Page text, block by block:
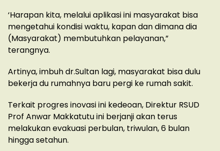
‘Harapan kita, melalui aplikasi ini masyarakat bisa
mengetahui kondisi waktu, kapan dan dimana dia
(Masyarakat) membutuhkan pelayanan,”
terangnya.
Artinya, imbuh dr.Sultan lagi, masyarakat bisa dulu
bekerja du rumahnya baru pergi ke rumah sakit.
Terkait progres inovasi ini kedeoan, Direktur RSUD
Prof Anwar Makkatutu ini berjanji akan terus
melakukan evakuasi perbulan, triwulan, 6 bulan
hingga setahun.